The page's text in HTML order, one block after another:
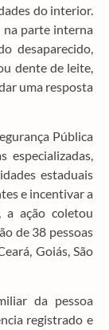
do interior.
na parte interna
desaparecido,
dente de leite,
uma resposta
Pública
especializadas,
estaduais
e incentivar a
a ação coletou
de 38 pessoas
Goiás, São
da pessoa
registrado e